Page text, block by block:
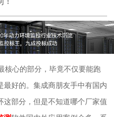
核心的部分，毕竟不仅要能跑
最好的。集成商朋友手中有国内
部分，但是不知道哪个厂家值